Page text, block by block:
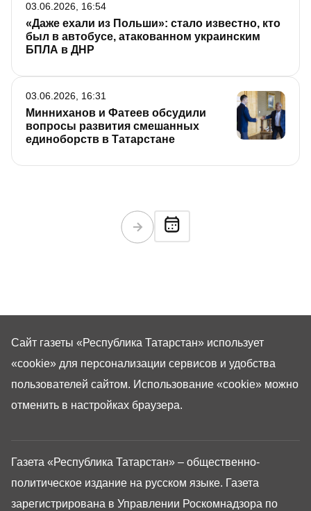
«Даже ехали из Польши»: стало известно, кто
был в автобусе, атакованном украинским
БПЛА в ДНР
03.06.2026, 16:54
Минниханов и Фатеев обсудили
вопросы развития смешанных
единоборств в Татарстане
03.06.2026, 16:31
Газета «Республика Татарстан» – общественно-
политическое издание на русском языке. Газета
зарегистрирована в Управлении Роскомнадзора по
Сайт газеты «Республика Татарстан» использует
«cookie» для персонализации сервисов и удобства
пользователей сайтом. Использование «cookie» можно
отменить в настройках браузера.